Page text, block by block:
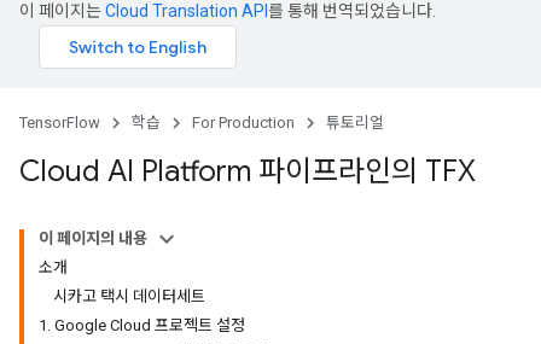
이 페이지는Cloud Translation API 를 통해 번역되었습니다.
TensorFlow 학습 For Production 튜토리얼
Cloud AI Platform 파이프라인의 TFX
이 페이지의 내용
소개
시카고 택시 데이터세트
1. Google Cloud 프로젝트 설정